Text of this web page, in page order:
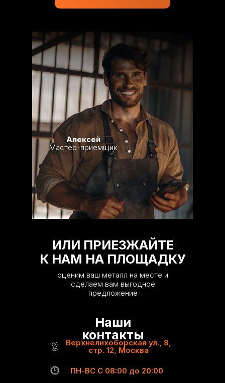
Алексей
Мастер-приемщик
Верхнелихоборская ул., 8,
стр. 12, Москва
ПН-ВС С 08:00 до 20:00
Наши
контакты
ИЛИ ПРИЕЗЖАЙТЕ
К НАМ НА ПЛОЩАДКУ
оценим ваш металл на месте и
сделаем вам выгодное
предложение